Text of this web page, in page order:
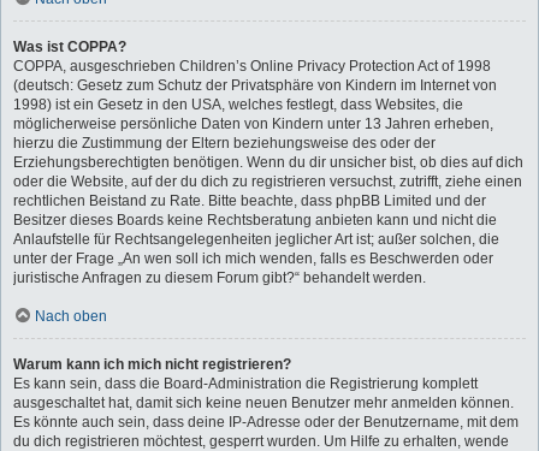
Was ist COPPA?
COPPA, ausgeschrieben Children’s Online Privacy Protection Act of 1998
(deutsch: Gesetz zum Schutz der Privatsphäre von Kindern im Internet von
1998) ist ein Gesetz in den USA, welches festlegt, dass Websites, die
möglicherweise persönliche Daten von Kindern unter 13 Jahren erheben,
hierzu die Zustimmung der Eltern beziehungsweise des oder der
Erziehungsberechtigten benötigen. Wenn du dir unsicher bist, ob dies auf dich
oder die Website, auf der du dich zu registrieren versuchst, zutrifft, ziehe einen
rechtlichen Beistand zu Rate. Bitte beachte, dass phpBB Limited und der
Besitzer dieses Boards keine Rechtsberatung anbieten kann und nicht die
Anlaufstelle für Rechtsangelegenheiten jeglicher Art ist; außer solchen, die
unter der Frage „An wen soll ich mich wenden, falls es Beschwerden oder
juristische Anfragen zu diesem Forum gibt?“ behandelt werden.
Nach oben
Warum kann ich mich nicht registrieren?
Es kann sein, dass die Board-Administration die Registrierung komplett
ausgeschaltet hat, damit sich keine neuen Benutzer mehr anmelden können.
Es könnte auch sein, dass deine IP-Adresse oder der Benutzername, mit dem
du dich registrieren möchtest, gesperrt wurden. Um Hilfe zu erhalten, wende